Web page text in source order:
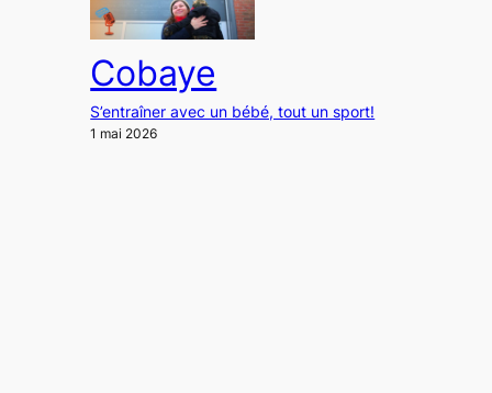
Cobaye
S’entraîner avec un bébé, tout un sport!
1 mai 2026